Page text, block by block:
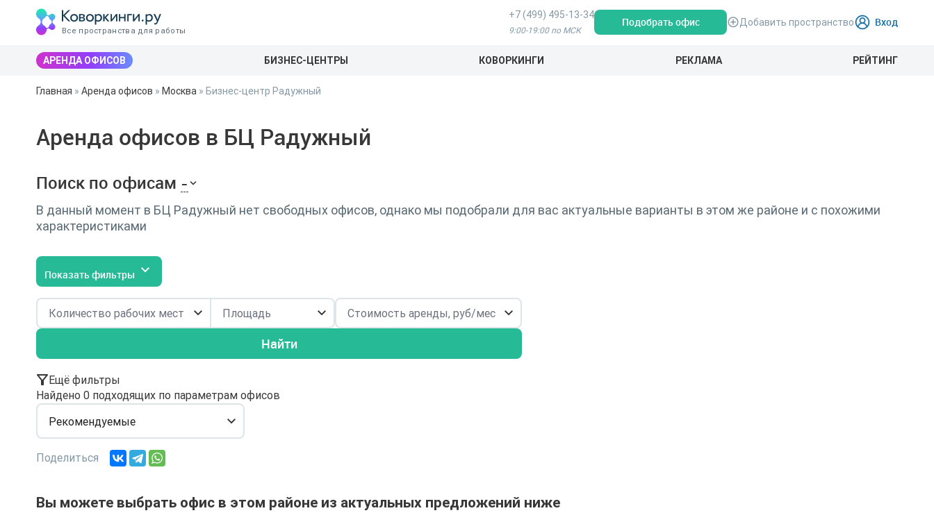
Все пространства для работы
+7 (499) 495-13-34
9:00-19:00 по МСК
Подобрать офис Добавить пространство Вход
АРЕНДА ОФИСОВ БИЗНЕС-ЦЕНТРЫ КОВОРКИНГИ РЕКЛАМА РЕЙТИНГ
Главная » Аренда офисов » Москва » Бизнес-центр Радужный
Аренда офисов в БЦ Радужный
Поиск по офисам -
В данный момент в БЦ Радужный нет свободных офисов, однако мы подобрали для вас актуальные варианты в этом же районе и с похожими
характеристиками
Показать фильтры
Найти
Ещё фильтры
Найдено 0 подходящих по параметрам офисов
Рекомендуемые
Поделиться
Вы можете выбрать офис в этом районе из актуальных предложений ниже